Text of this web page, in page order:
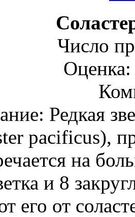
Число
Редкая
pacificus),
на
и 8
его от